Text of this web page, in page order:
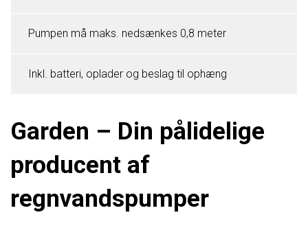
Pumpen må maks. nedsænkes 0,8 meter
Inkl. batteri, oplader og beslag til ophæng
Garden – Din pålidelige
producent af
regnvandspumper